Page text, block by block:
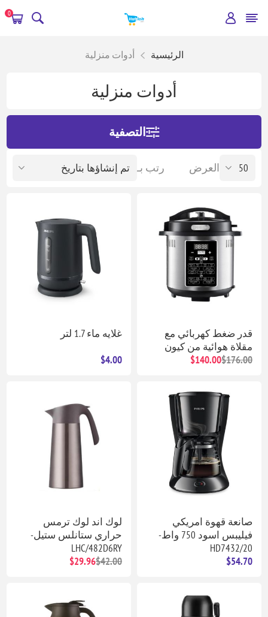
0
الرئيسية أدوات منزلية
أدوات منزلية
التصفية
رتب بـ العرض
قدر ضغط كهربائي مع
مقلاة هوائية من كيون
$176.00
$140.00
غلايه ماء 1.7 لتر
$4.00
صانعة قهوة امريكي
فيليبس اسود 750 واط-
HD7432/20
$54.70
لوك اند لوك ترمس
حراري ستانلس ستيل-
LHC/482D6RY
$42.00
$29.96